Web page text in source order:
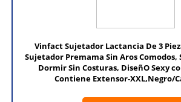
Vinfact Sujetador Lactancia De 3
Sujetador Premama Sin Aros
Dormir Sin Costuras, DiseñO Sexy
Contiene Extensor-XXL,Negro/